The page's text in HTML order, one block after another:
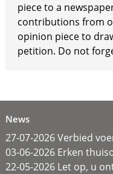
piece to a
contributions from
opinion piece to
petition. Do not
News
27-07-2026 Verbied
03-06-2026 Erken
22-05-2026 Let op, u